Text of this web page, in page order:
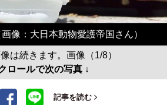
像：大日本動物愛護帝国さん）
は続きます。画像（1/8）
ロールで次の写真 ↓
記事を読む